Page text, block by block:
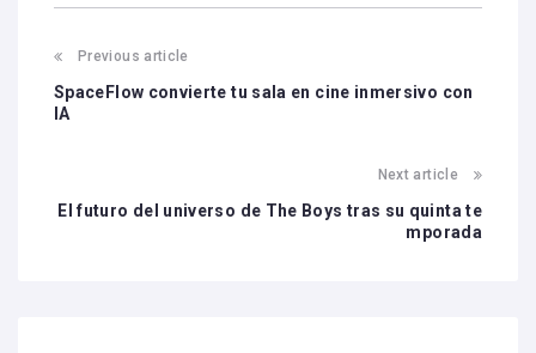
Previous article
SpaceFlow convierte tu sala en cine inmersivo con
IA
Next article
El futuro del universo de The Boys tras su quinta te
mporada